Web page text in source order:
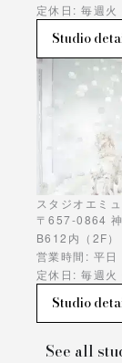
定休日: 毎週火
Studio
スタジオエミ
〒657-0864
B612内（2F）
営業時間: 平
定休日: 毎週火
Studio
See all